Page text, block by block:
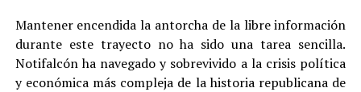
Mantener encendida la antorcha de la libre información
durante este trayecto no ha sido una tarea sencilla.
Notifalcón ha navegado y sobrevivido a la crisis política
y económica más compleja de la historia republicana de